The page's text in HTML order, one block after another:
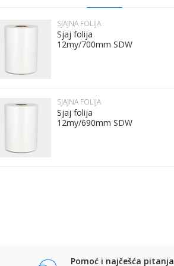
SJAJNA FOLIJA
Sjaj folija
12my/700mm SDW
SJAJNA FOLIJA
Sjaj folija
12my/690mm SDW
Pomoć i najčešća pitanja